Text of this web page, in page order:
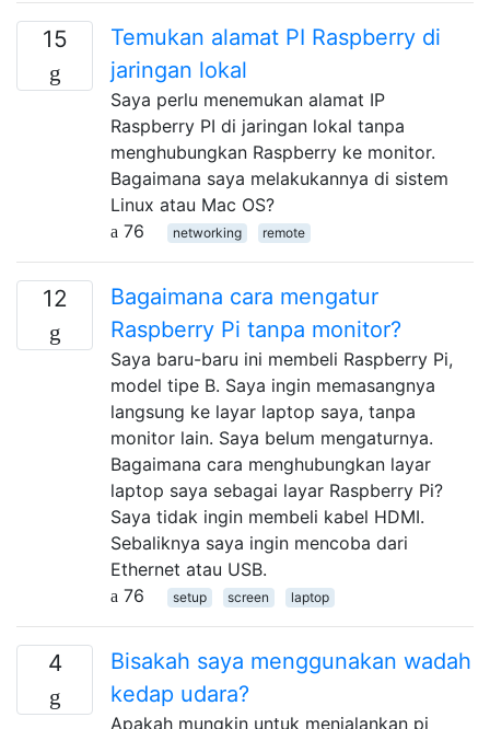
15
Temukan alamat PI Raspberry di
jaringan lokal
Saya perlu menemukan alamat IP
Raspberry PI di jaringan lokal tanpa
menghubungkan Raspberry ke monitor.
Bagaimana saya melakukannya di sistem
Linux atau Mac OS?
76
networking remote
12
Bagaimana cara mengatur
Raspberry Pi tanpa monitor?
Saya baru-baru ini membeli Raspberry Pi,
model tipe B. Saya ingin memasangnya
langsung ke layar laptop saya, tanpa
monitor lain. Saya belum mengaturnya.
Bagaimana cara menghubungkan layar
laptop saya sebagai layar Raspberry Pi?
Saya tidak ingin membeli kabel HDMI.
Sebaliknya saya ingin mencoba dari
Ethernet atau USB.
76
setup screen laptop
4
Bisakah saya menggunakan wadah
kedap udara?
Apakah mungkin untuk menjalankan pi